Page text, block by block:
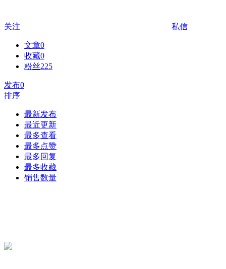
关注 私信
文章0
收藏0
粉丝225
发布0
排序
最新发布
最近更新
最多查看
最多点赞
最多回复
最多收藏
销售数量